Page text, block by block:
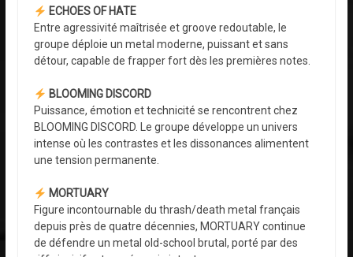
ECHOES OF HATE
Entre agressivité maîtrisée et groove redoutable, le
groupe déploie un metal moderne, puissant et sans
détour, capable de frapper fort dès les premières notes.
BLOOMING DISCORD
Puissance, émotion et technicité se rencontrent chez
BLOOMING DISCORD. Le groupe développe un univers
intense où les contrastes et les dissonances alimentent
une tension permanente.
MORTUARY
Figure incontournable du thrash/death metal français
depuis près de quatre décennies, MORTUARY continue
de défendre un metal old-school brutal, porté par des